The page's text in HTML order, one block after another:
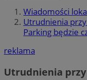
Wiadomości
Utrudnienia
Parking będzie
reklama
Utrudnienia